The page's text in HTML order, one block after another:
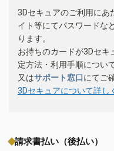
3Dセキュアのご利用にあ
イト等にてパスワードな
ります。
お持ちのカードが3Dセキ
定方法・利用手順につい
又はサポート窓口にてご
3Dセキュアについて詳し
請求書払い（後払い）